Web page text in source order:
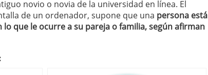
novio o novia de la universidad en línea. El
de un ordenador, supone que una persona está
lo que le ocurre a su pareja o familia, según afirman